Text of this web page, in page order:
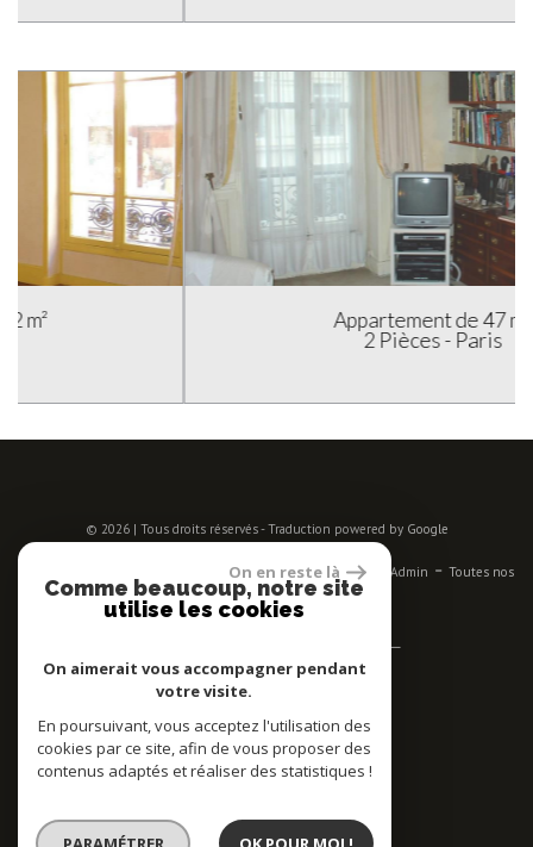
Appartement de 47 m²
© 2026 | Tous droits réservés - Traduction powered by Google
Nos honoraires-Liens Admin - Toutes nos
annonces
Espace propriétaires
Adhérent
On en reste là
Comme beaucoup, notre site
utilise les cookies
On aimerait vous accompagner pendant
votre visite.
En poursuivant, vous acceptez l'utilisation des
cookies par ce site, afin de vous proposer des
contenus adaptés et réaliser des statistiques !